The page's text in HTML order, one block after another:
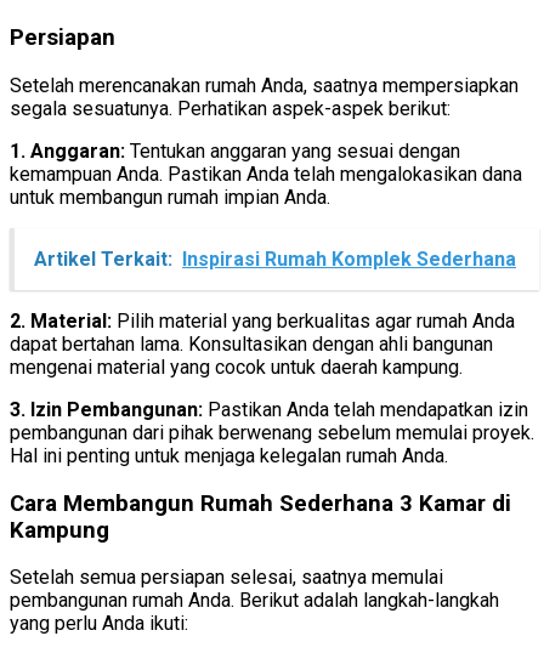
Persiapan
Setelah merencanakan rumah Anda, saatnya mempersiapkan
segala sesuatunya. Perhatikan aspek-aspek berikut:
1. Anggaran: Tentukan anggaran yang sesuai dengan
kemampuan Anda. Pastikan Anda telah mengalokasikan dana
untuk membangun rumah impian Anda.
Artikel Terkait: Inspirasi Rumah Komplek Sederhana
2. Material: Pilih material yang berkualitas agar rumah Anda
dapat bertahan lama. Konsultasikan dengan ahli bangunan
mengenai material yang cocok untuk daerah kampung.
3. Izin Pembangunan: Pastikan Anda telah mendapatkan izin
pembangunan dari pihak berwenang sebelum memulai proyek.
Hal ini penting untuk menjaga kelegalan rumah Anda.
Cara Membangun Rumah Sederhana 3 Kamar di
Kampung
Setelah semua persiapan selesai, saatnya memulai
pembangunan rumah Anda. Berikut adalah langkah-langkah
yang perlu Anda ikuti: